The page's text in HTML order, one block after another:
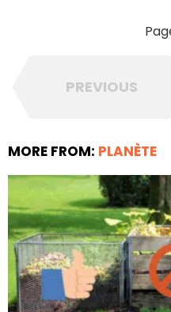
PREVIOUS
MORE FROM: PLANÈTE